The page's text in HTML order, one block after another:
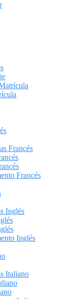
Francés
Francés
Inglés
Inglés
Italiano